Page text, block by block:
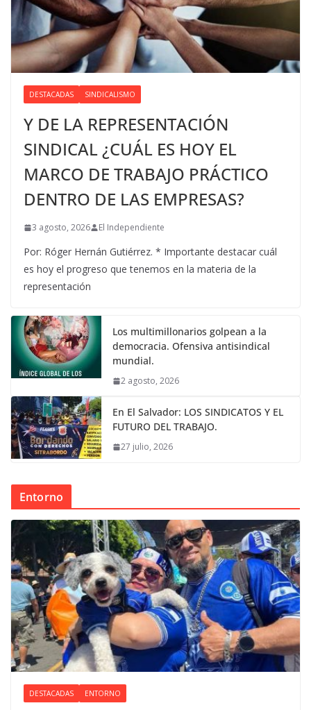
DESTACADAS SINDICALISMO
Y DE LA REPRESENTACIÓN
SINDICAL ¿CUÁL ES HOY EL
MARCO DE TRABAJO PRÁCTICO
DENTRO DE LAS EMPRESAS?
3 agosto, 2026 El Independiente
Por: Róger Hernán Gutiérrez. * Importante destacar cuál
es hoy el progreso que tenemos en la materia de la
representación
Los multimillonarios golpean a la
democracia. Ofensiva antisindical
mundial.
2 agosto, 2026
En El Salvador: LOS SINDICATOS Y EL
FUTURO DEL TRABAJO.
27 julio, 2026
Entorno
DESTACADAS ENTORNO